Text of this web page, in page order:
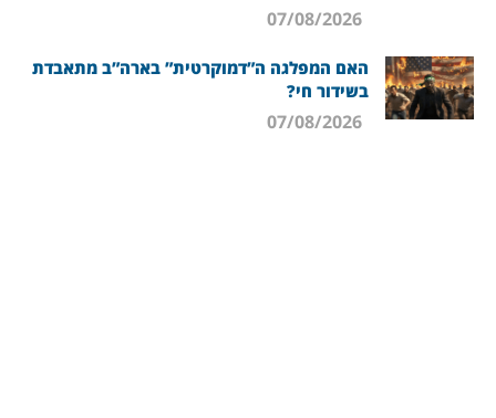
האם המפלגה ה”דמוקרטית” בארה”ב מתאבדת
בשידור חי?